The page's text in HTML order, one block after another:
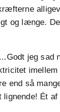
og længe.
jeg sad
imellem
end så
Ét